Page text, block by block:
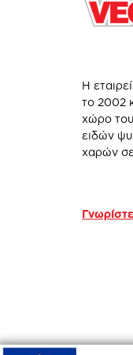
Η
το 2002
χώρο
ειδών
χαρών